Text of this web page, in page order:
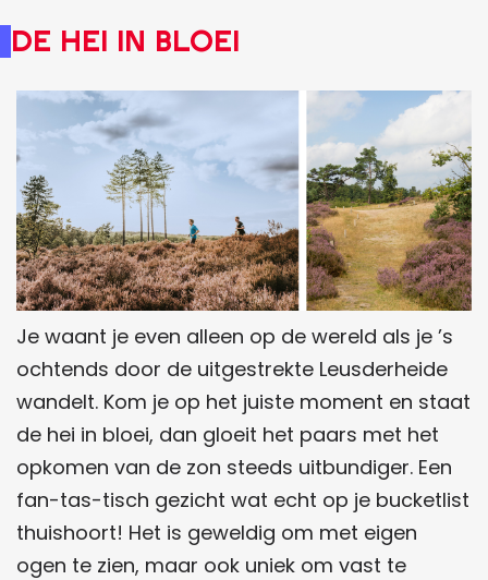
De Hei in Bloei
Je waant je even alleen op de wereld als je ’s
ochtends door de uitgestrekte Leusderheide
wandelt. Kom je op het juiste moment en staat
de hei in bloei, dan gloeit het paars met het
opkomen van de zon steeds uitbundiger. Een
fan-tas-tisch gezicht wat echt op je bucketlist
thuishoort! Het is geweldig om met eigen
ogen te zien, maar ook uniek om vast te